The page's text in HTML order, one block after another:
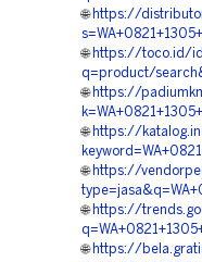
🌐 https://
🌐 https://toco.id/
q=product/
🌐 https://
🌐 https://
🌐 https://
🌐 https://
🌐 https://